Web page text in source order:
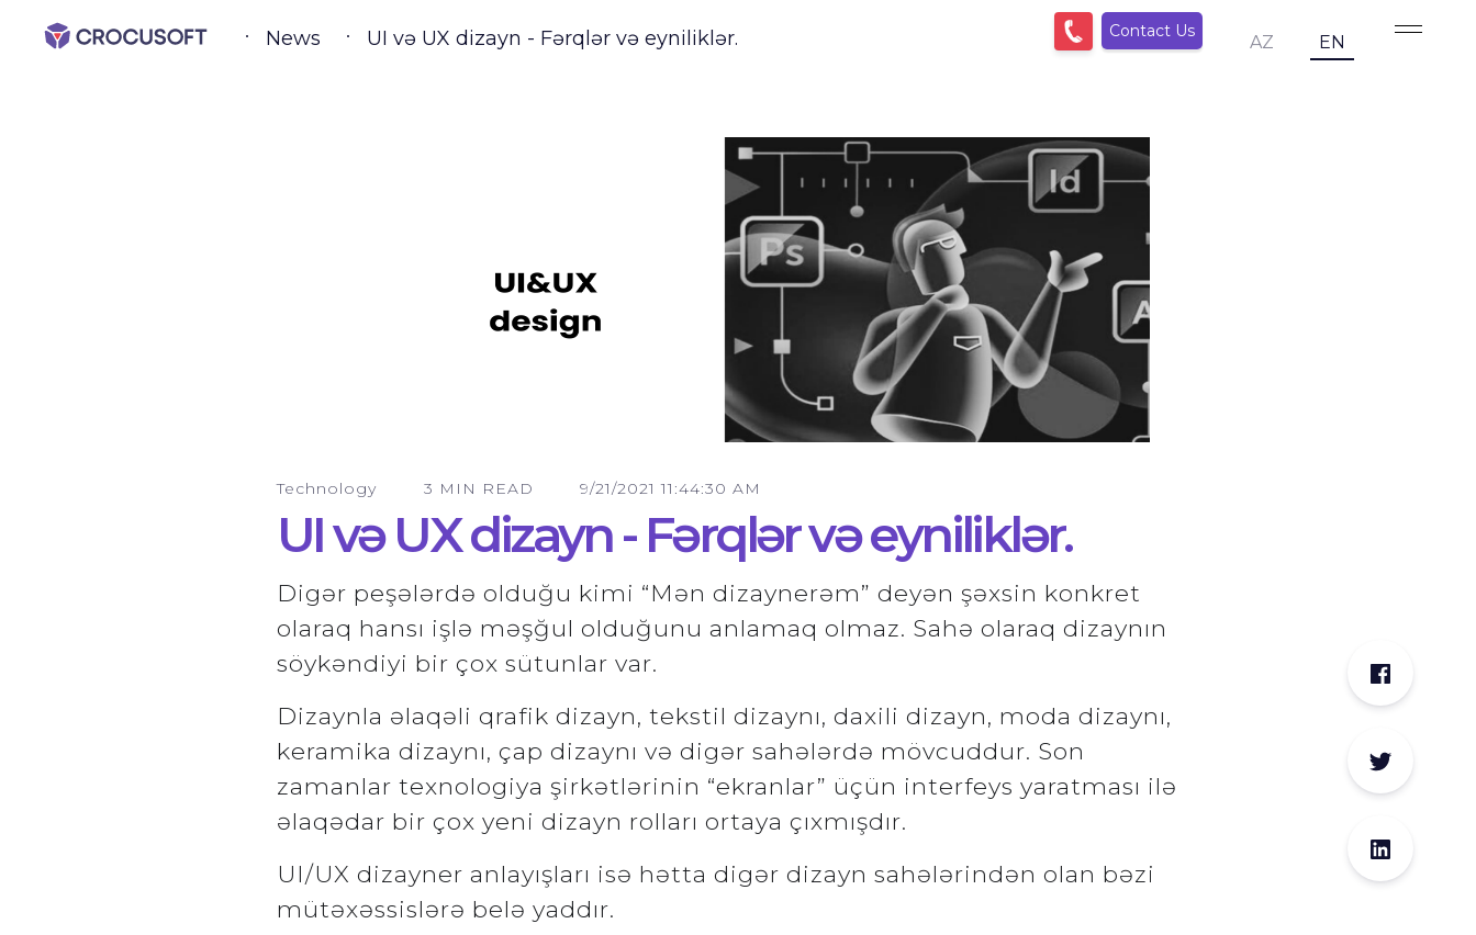
News UI və UX dizayn - Fərqlər və eyniliklər. Contact Us
AZ EN
Technology 3 MIN READ 9/21/2021 11:44:30 AM
UI və UX dizayn - Fərqlər və eyniliklər.
Digər peşələrdə olduğu kimi “Mən dizaynerəm” deyən şəxsin konkret
olaraq hansı işlə məşğul olduğunu anlamaq olmaz. Sahə olaraq dizaynın
söykəndiyi bir çox sütunlar var.
Dizaynla əlaqəli qrafik dizayn, tekstil dizaynı, daxili dizayn, moda dizaynı,
keramika dizaynı, çap dizaynı və digər sahələrdə mövcuddur. Son
zamanlar texnologiya şirkətlərinin “ekranlar” üçün interfeys yaratması ilə
əlaqədar bir çox yeni dizayn rolları ortaya çıxmışdır.
UI/UX dizayner anlayışları isə hətta digər dizayn sahələrindən olan bəzi
mütəxəssislərə belə yaddır.